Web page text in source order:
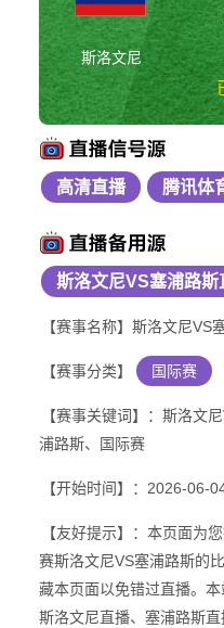
斯洛文尼
高清直播 腾讯体
斯洛文尼VS塞浦路斯
【赛事名称】斯洛文尼VS
【赛事分类】 国际赛
【赛事关键词】：斯洛文
浦路斯、国际赛
【开始时间】：2026-06-
【友好提示】：本页面为
赛斯洛文尼VS塞浦路斯的
藏本页面以免错过直播。本
斯洛文尼直播、塞浦路斯